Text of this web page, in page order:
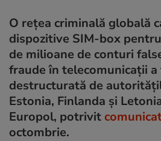
O rețea criminală globală
dispozitive SIM-box
de milioane de conturi
fraude în telecomunicații
destructurată de
Estonia, Finlanda și
Europol, potrivit
octombrie.